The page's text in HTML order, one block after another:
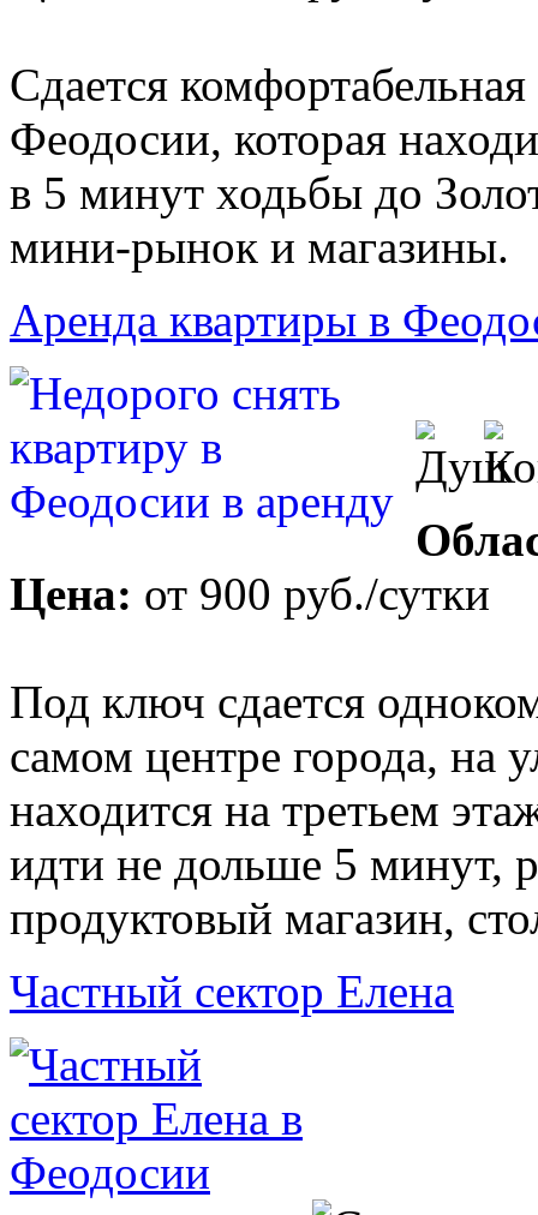
Сдается
Феодосии, которая
в 5 минут ходьбы до
мини-рынок и магазины.
Аренда квартиры в
Цена: от 900 руб./сутки
Под ключ сдается
самом центре города, на
находится на третьем
идти не дольше 5 минут,
продуктовый магазин,
Частный сектор Елена